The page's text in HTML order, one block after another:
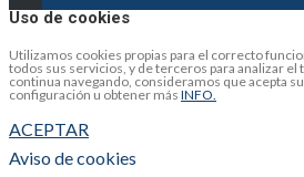
Uso de cookies
Utilizamos cookies propias para el correcto
todos sus servicios, y de terceros para analizar el
continua navegando, consideramos que acepta
configuración u obtener más INFO.
ACEPTAR
Aviso de cookies